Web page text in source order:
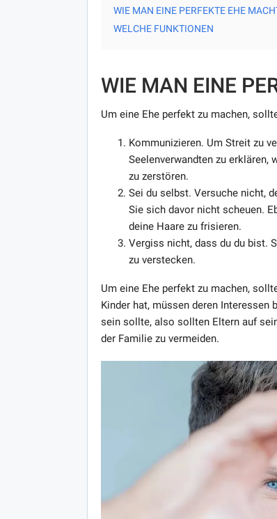
WIE MAN EINE PERFEKTE EHE
WELCHE FUNKTIONEN
WIE MAN EINE
Um eine Ehe perfekt zu machen,
Kommunizieren. Um Streit zu
Seelenverwandten zu erklären,
zu zerstören.
Sei du selbst. Versuche nicht,
Sie sich davor nicht scheuen.
deine Haare zu frisieren.
Vergiss nicht, dass du du bist.
zu verstecken.
Um eine Ehe perfekt zu machen,
Kinder hat, müssen deren
sein sollte, also sollten Eltern auf
der Familie zu vermeiden.